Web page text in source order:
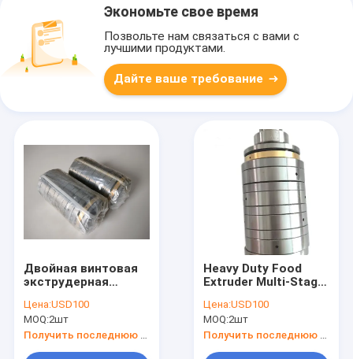
Экономьте свое время
Позвольте нам связаться с вами с
лучшими продуктами.
Дайте ваше требование
Двойная винтовая
экструдерная
для тяжелого груза
M2CT431863
Цена:USD100
MOQ:2шт
Heavy Duty Food
Extruder Multi-Stage
M2CT145385
(большой
экструдер)
Цена:USD100
MOQ:2шт